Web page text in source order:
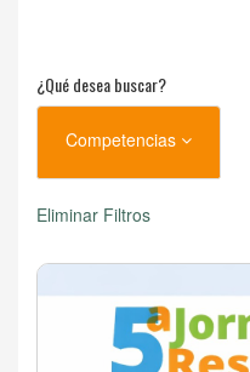
¿Qué desea buscar?
Competencias
Eliminar Filtros